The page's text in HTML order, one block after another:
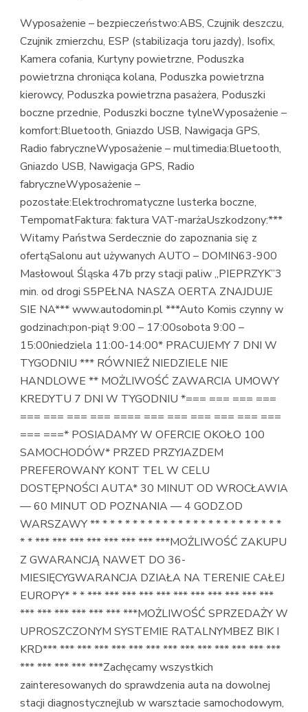
Wyposażenie – bezpieczeństwo:ABS, Czujnik deszczu,
Czujnik zmierzchu, ESP (stabilizacja toru jazdy), Isofix,
Kamera cofania, Kurtyny powietrzne, Poduszka
powietrzna chroniąca kolana, Poduszka powietrzna
kierowcy, Poduszka powietrzna pasażera, Poduszki
boczne przednie, Poduszki boczne tylneWyposażenie –
komfort:Bluetooth, Gniazdo USB, Nawigacja GPS,
Radio fabryczneWyposażenie – multimedia:Bluetooth,
Gniazdo USB, Nawigacja GPS, Radio
fabryczneWyposażenie –
pozostałe:Elektrochromatyczne lusterka boczne,
TempomatFaktura: faktura VAT-marżaUszkodzony:***
Witamy Państwa Serdecznie do zapoznania się z
ofertąSalonu aut używanych AUTO – DOMIN63-900
Masłowoul Śląska 47b przy stacji paliw „PIEPRZYK”3
min. od drogi S5PEŁNA NASZA OERTA ZNAJDUJE
SIE NA*** www.autodomin.pl ***Auto Komis czynny w
godzinach:pon-piąt 9:00 – 17:00sobota 9:00 –
15:00niedziela 11:00-14:00* PRACUJEMY 7 DNI W
TYGODNIU *** RÓWNIEŻ NIEDZIELE NIE
HANDLOWE ** MOŻLIWOŚĆ ZAWARCIA UMOWY
KREDYTU 7 DNI W TYGODNIU *=== === === ===
=== === === === ==== === === === === === ===
=== ===* POSIADAMY W OFERCIE OKOŁO 100
SAMOCHODÓW* PRZED PRZYJAZDEM
PREFEROWANY KONT TEL W CELU
DOSTĘPNOŚCI AUTA* 30 MINUT OD WROCŁAWIA
— 60 MINUT OD POZNANIA — 4 GODZ.OD
WARSZAWY ** * * * * * * * * * * * * * * * * * * * * * * * *
* * *** *** *** *** *** *** *** ***MOŻLIWOŚĆ ZAKUPU
Z GWARANCJĄ NAWET DO 36-
MIESIĘCYGWARANCJA DZIAŁA NA TERENIE CAŁEJ
EUROPY* * * *** *** *** *** *** *** *** *** *** *** ***
*** *** *** *** *** *** ***MOŻLIWOŚĆ SPRZEDAŻY W
UPROSZCZONYM SYSTEMIE RATALNYMBEZ BIK I
KRD*** *** *** *** *** *** *** *** *** *** *** *** *** ***
*** *** *** *** ***Zachęcamy wszystkich
zainteresowanych do sprawdzenia auta na dowolnej
stacji diagnostycznejlub w warsztacie samochodowym,